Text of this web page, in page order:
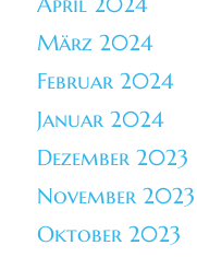
März 2024
Februar 2024
Januar 2024
Dezember 2023
November 2023
Oktober 2023